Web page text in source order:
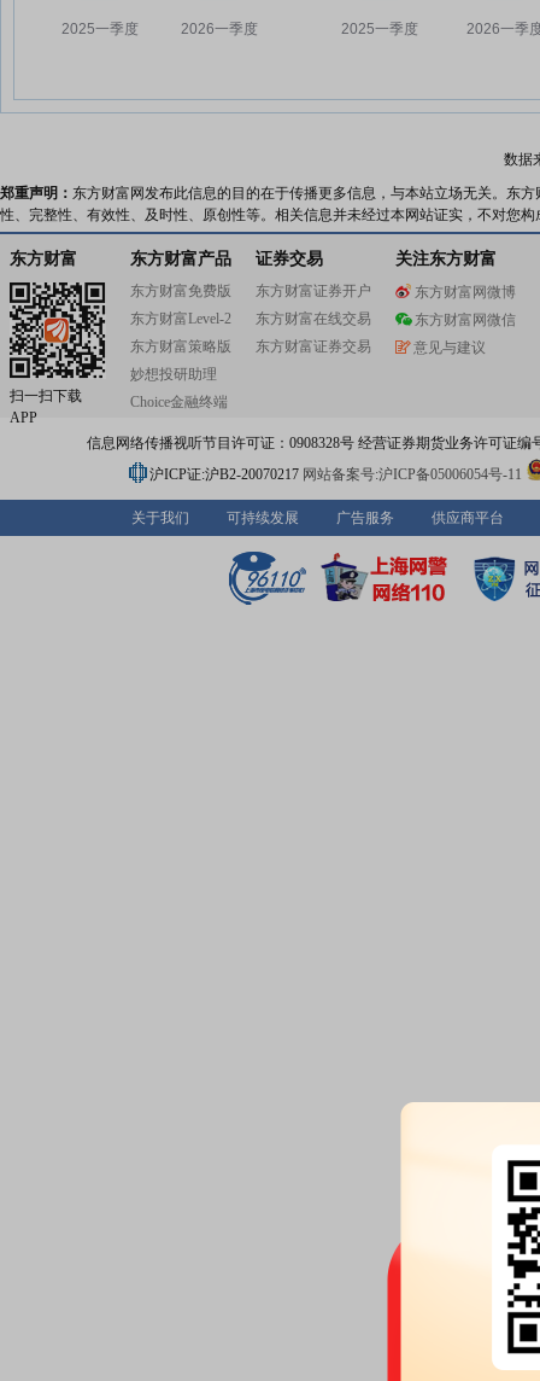
数据
郑重声明： 东方财富网发布此信息的目的在于传播更多信息，与本站立场无关。东
性、完整性、有效性、及时性、原创性等。相关信息并未经过本网站证实，不对您
东方财富
扫一扫下载
APP
东方财富产品
东方财富免费版
东方财富Level-2
东方财富策略版
妙想投研助理
Choice金融终端
证券交易
东方财富证券开户
东方财富在线交易
东方财富证券交易
关注东方财富
东方财富网微博
东方财富网微信
意见与建议
信息网络传播视听节目许可证：0908328号 经营证券期货业务许可证编
沪ICP证:沪B2-20070217 网站备案号:沪ICP备05006054号-11
关于我们 可持续发展 广告服务 供应商平台